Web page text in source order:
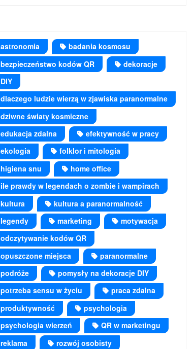
astronomia
badania kosmosu
bezpieczeństwo kodów QR
dekoracje
DIY
dlaczego ludzie wierzą w zjawiska paranormalne
dziwne światy kosmiczne
edukacja zdalna
efektywność w pracy
ekologia
folklor i mitologia
higiena snu
home office
ile prawdy w legendach o zombie i wampirach
kultura
kultura a paranormalność
legendy
marketing
motywacja
odczytywanie kodów QR
opuszczone miejsca
paranormalne
podróże
pomysły na dekoracje DIY
potrzeba sensu w życiu
praca zdalna
produktywność
psychologia
psychologia wierzeń
QR w marketingu
reklama
rozwój osobisty